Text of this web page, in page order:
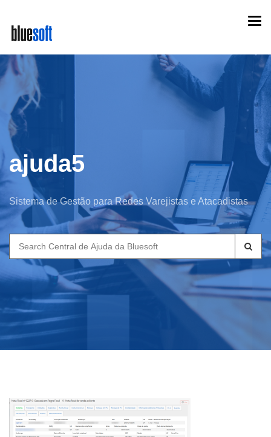
main
content
ajuda5
Sistema de Gestão para Redes Varejistas e Atacadistas
Search
for: